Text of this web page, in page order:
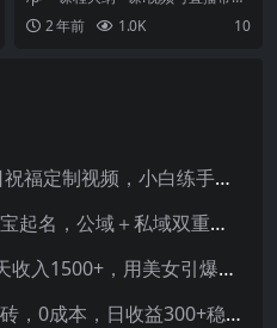
秘！
之算法解析 直播间流量来源解...
2 年前 1.0K 10
日入300+，奥特曼生日祝福定制视频，小白练手项目-暖阳网
靠抖音半无人直播给宝宝起名，公域＋私域双重变现模式
男粉6.0.革新玩法，一天收入1500+，用美女引爆得物APP【揭秘】-暖阳网
最新全网最详细陌陌搬砖，0成本，日收益300+稳定收入【揭秘】